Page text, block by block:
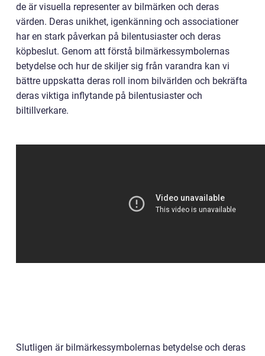
de är visuella representer av bilmärken och deras
värden. Deras unikhet, igenkänning och associationer
har en stark påverkan på bilentusiaster och deras
köpbeslut. Genom att förstå bilmärkessymbolernas
betydelse och hur de skiljer sig från varandra kan vi
bättre uppskatta deras roll inom bilvärlden och bekräfta
deras viktiga inflytande på bilentusiaster och
biltillverkare.
Slutligen är bilmärkessymbolernas betydelse och deras